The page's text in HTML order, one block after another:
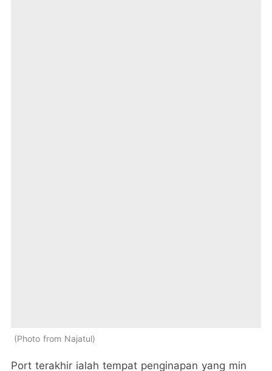
Photo from Najatul
Port terakhir ialah tempat penginapan yang min